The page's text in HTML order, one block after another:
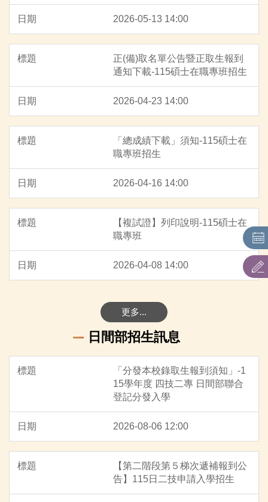
2026-05-13 14:00
正(備)取名單公告暨正取生報到
通知下載-115碩士在職專班招生
2026-04-23 14:00
「總成績下載」須知-115碩士在
職專班招生
2026-04-16 14:00
【複試證】列印說明-115碩士在
職專班
2026-04-08 14:00
更多...
日間部招生訊息
「分發本校錄取生報到須知」-1
15學年度 四技二專 日間部聯合
登記分發入學
2026-08-06 12:00
【第二階段第５梯次遞補報到公
告】115日二技申請入學招生